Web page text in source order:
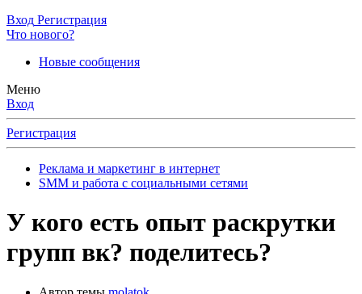
Вход Регистрация
Что нового?
Новые сообщения
Меню
Вход
Регистрация
Реклама и маркетинг в интернет
SMM и работа с социальными сетями
У кого есть опыт раскрутки
групп вк? поделитесь?